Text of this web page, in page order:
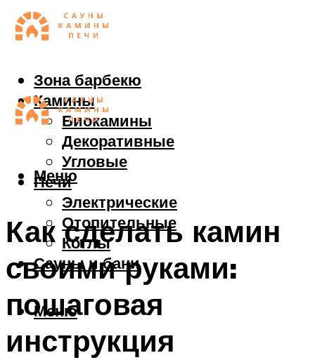
Зона барбекю
Камины
Биокамины
Декоративные
Угловые
Печи
Электрические
Отопительные
Котлы
Сауны и бани
Меню
Меню
Как сделать камин
своими руками:
пошаговая
инструкция